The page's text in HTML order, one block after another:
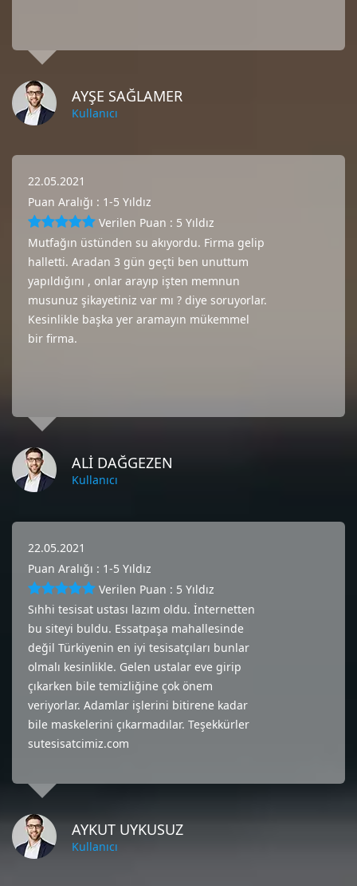
AYŞE SAĞLAMER
Kullanıcı
22.05.2021
Puan Aralığı : 1-5 Yıldız
Verilen Puan : 5 Yıldız
Mutfağın üstünden su akıyordu. Firma gelip
halletti. Aradan 3 gün geçti ben unuttum
yapıldığını , onlar arayıp işten memnun
musunuz şikayetiniz var mı ? diye soruyorlar.
Kesinlikle başka yer aramayın mükemmel
bir firma.
ALİ DAĞGEZEN
Kullanıcı
22.05.2021
Puan Aralığı : 1-5 Yıldız
Verilen Puan : 5 Yıldız
Sıhhi tesisat ustası lazım oldu. İnternetten
bu siteyi buldu. Essatpaşa mahallesinde
değil Türkiyenin en iyi tesisatçıları bunlar
olmalı kesinlikle. Gelen ustalar eve girip
çıkarken bile temizliğine çok önem
veriyorlar. Adamlar işlerini bitirene kadar
bile maskelerini çıkarmadılar. Teşekkürler
sutesisatcimiz.com
AYKUT UYKUSUZ
Kullanıcı